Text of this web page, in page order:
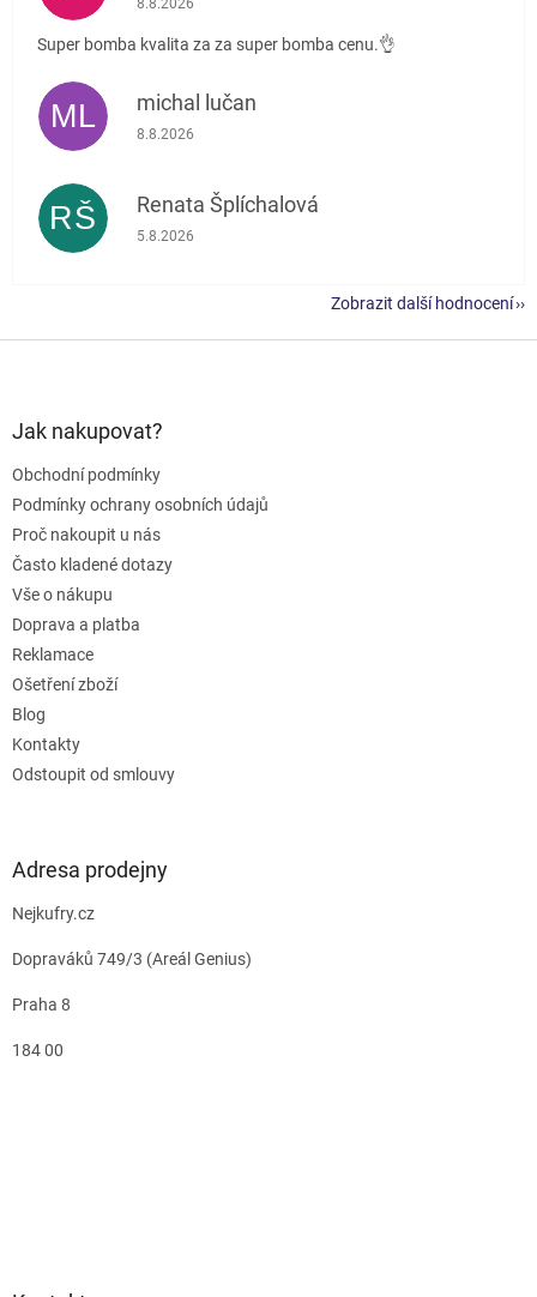
8.8.2026
Super bomba kvalita za za super bomba cenu.👌
ML michal lučan
Hodnocení obchodu je 5 z 5 hvězdiček.
8.8.2026
RŠ Renata Šplíchalová
Hodnocení obchodu je 5 z 5 hvězdiček.
5.8.2026
Zobrazit další hodnocení
Jak nakupovat?
Obchodní podmínky
Podmínky ochrany osobních údajů
Proč nakoupit u nás
Často kladené dotazy
Vše o nákupu
Doprava a platba
Reklamace
Ošetření zboží
Blog
Kontakty
Odstoupit od smlouvy
Adresa prodejny
Nejkufry.cz
Dopraváků 749/3 (Areál Genius)
Praha 8
184 00